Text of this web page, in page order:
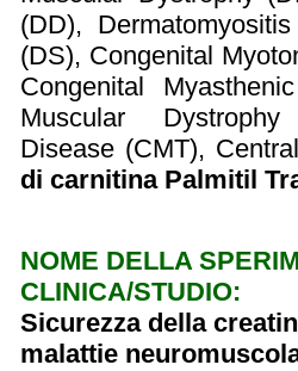
(DD),
(DS), Congenital
Congenital
Muscular Dystrophy
Disease (CMT),
di carnitina Palmitil
NOME DELLA
CLINICA/STUDIO:
Sicurezza della
malattie